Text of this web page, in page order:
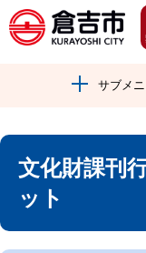
サブメ
文化財課刊
ット